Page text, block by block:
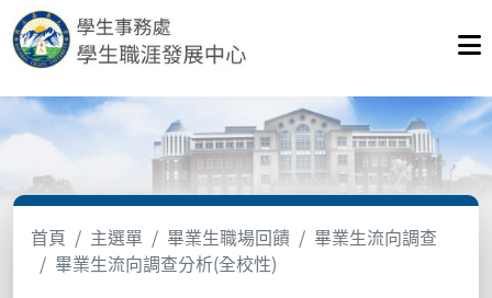
首頁 主選單 畢業生職場回饋
畢業生流向調查
畢業生流向調查分析(全校性)